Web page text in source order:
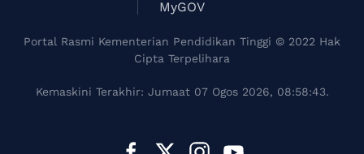
MyGOV
Portal Rasmi Kementerian Pendidikan Tinggi © 2022 Hak
Cipta Terpelihara
Kemaskini Terakhir: Jumaat 07 Ogos 2026, 08:58:43.